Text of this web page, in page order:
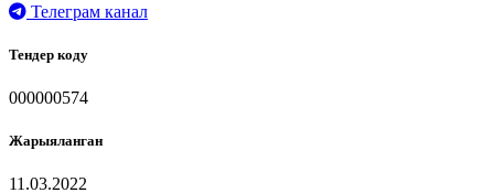
Телеграм канал
Тендер коду
000000574
Жарыяланган
11.03.2022